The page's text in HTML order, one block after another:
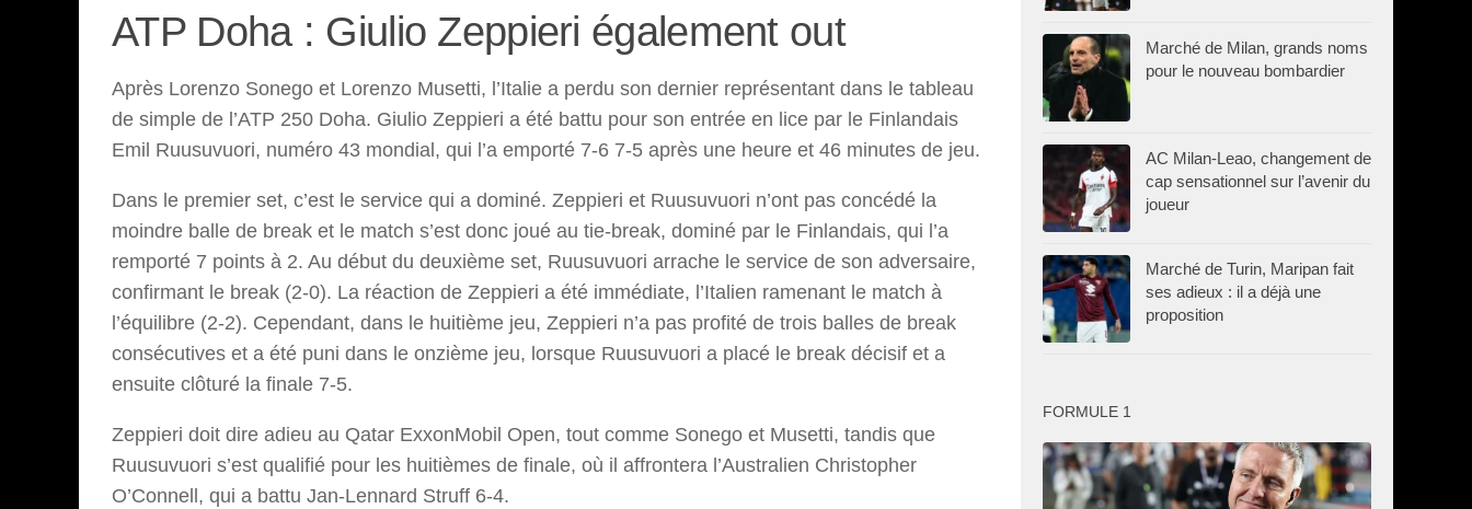
ATP Doha : Giulio Zeppieri également out
Après Lorenzo Sonego et Lorenzo Musetti, l’Italie a perdu son dernier représentant dans le tableau
de simple de l’ATP 250 Doha. Giulio Zeppieri a été battu pour son entrée en lice par le Finlandais
Emil Ruusuvuori, numéro 43 mondial, qui l’a emporté 7-6 7-5 après une heure et 46 minutes de jeu.
Dans le premier set, c’est le service qui a dominé. Zeppieri et Ruusuvuori n’ont pas concédé la
moindre balle de break et le match s’est donc joué au tie-break, dominé par le Finlandais, qui l’a
remporté 7 points à 2. Au début du deuxième set, Ruusuvuori arrache le service de son adversaire,
confirmant le break (2-0). La réaction de Zeppieri a été immédiate, l’Italien ramenant le match à
l’équilibre (2-2). Cependant, dans le huitième jeu, Zeppieri n’a pas profité de trois balles de break
consécutives et a été puni dans le onzième jeu, lorsque Ruusuvuori a placé le break décisif et a
ensuite clôturé la finale 7-5.
Zeppieri doit dire adieu au Qatar ExxonMobil Open, tout comme Sonego et Musetti, tandis que
Ruusuvuori s’est qualifié pour les huitièmes de finale, où il affrontera l’Australien Christopher
O’Connell, qui a battu Jan-Lennard Struff 6-4.
Marché de Milan, grands noms
pour le nouveau bombardier
AC Milan-Leao, changement de
cap sensationnel sur l’avenir du
joueur
Marché de Turin, Maripan fait
ses adieux : il a déjà une
proposition
FORMULE 1